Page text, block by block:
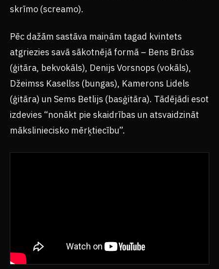
skrīmo (screamo).
Pēc dažām sastāva maiņām tagad kvintets
atgriezies savā sākotnējā formā – Bens Brūss
(ģitāra, bekvokāls), Denijs Vorsnops (vokāls),
Džeimss Kasellss (bungas), Kamerons Lidels
(ģitāra) un Sems Betlijs (basģitāra). Tādējādi esot
izdevies “nonākt pie skaidrības un atsvaidzināt
māksliniecisko mērķtiecību”.